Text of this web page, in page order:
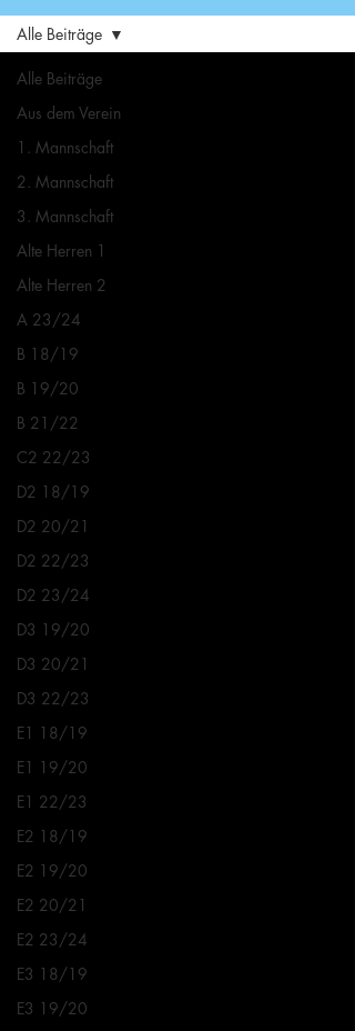
Alle Beiträge
Aus dem Verein
1. Mannschaft
2. Mannschaft
3. Mannschaft
Alte Herren 1
Alte Herren 2
A 23/24
B 18/19
B 19/20
B 21/22
C2 22/23
D2 18/19
D2 20/21
D2 22/23
D2 23/24
D3 19/20
D3 20/21
D3 22/23
E1 18/19
E1 19/20
E1 22/23
E2 18/19
E2 19/20
E2 20/21
E2 23/24
E3 18/19
E3 19/20
Alle Beiträge